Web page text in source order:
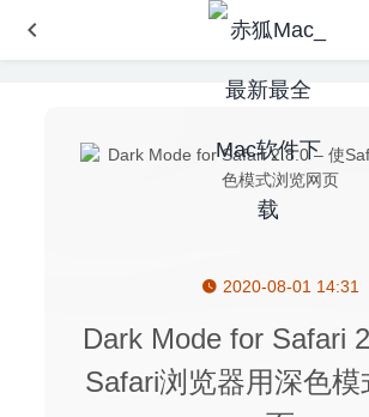
2020-08-01 14:31
Dark Mode for Safari
Safari浏览器用深色模
Navicat Premium 15.0.20.1 中文版-可多
Movavi Screen Recorder 11.4.0 中文版-
像及屏幕截图工具 2020-05-28